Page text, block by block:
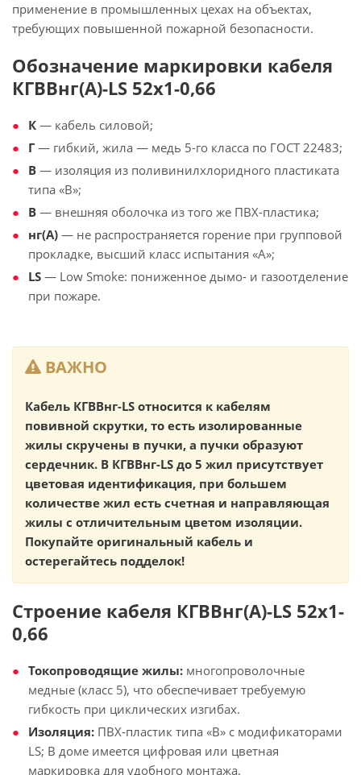
применение в промышленных цехах на объектах,
требующих повышенной пожарной безопасности.
Обозначение маркировки кабеля
КГВВнг(А)-LS 52х1-0,66
К — кабель силовой;
Г — гибкий, жила — медь 5-го класса по ГОСТ 22483;
В — изоляция из поливинилхлоридного пластиката
типа «В»;
В — внешняя оболочка из того же ПВХ-пластика;
нг(А) — не распространяется горение при групповой
прокладке, высший класс испытания «А»;
LS — Low Smoke: пониженное дымо- и газоотделение
при пожаре.
ВАЖНО
Кабель КГВВнг-LS относится к кабелям
повивной скрутки, то есть изолированные
жилы скручены в пучки, а пучки образуют
сердечник. В КГВВнг-LS до 5 жил присутствует
цветовая идентификация, при большем
количестве жил есть счетная и направляющая
жилы с отличительным цветом изоляции.
Покупайте оригинальный кабель и
остерегайтесь подделок!
Строение кабеля КГВВнг(А)-LS 52х1-
0,66
Токопроводящие жилы: многопроволочные
медные (класс 5), что обеспечивает требуемую
гибкость при циклических изгибах.
Изоляция: ПВХ-пластик типа «В» с модификаторами
LS; В доме имеется цифровая или цветная
маркировка для удобного монтажа.